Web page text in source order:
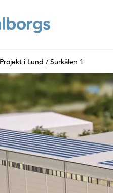
Projekt i Lund / Surkålen 1